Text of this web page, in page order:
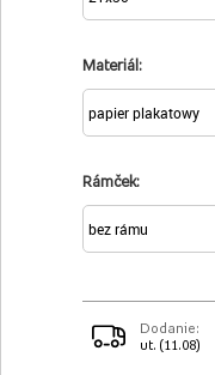
Materiál:
Rámček:
Dodanie:
ut. (11.08)